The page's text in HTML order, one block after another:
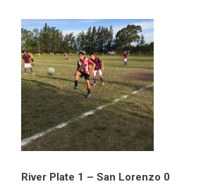
River Plate 1 – San Lorenzo 0